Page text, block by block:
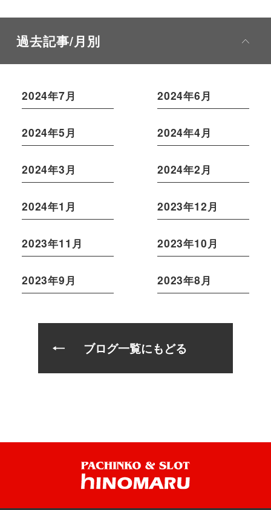
過去記事/月別
2024年7月 2024年6月
2024年5月 2024年4月
2024年3月 2024年2月
2024年1月 2023年12月
2023年11月 2023年10月
2023年9月 2023年8月
ブログ一覧にもどる